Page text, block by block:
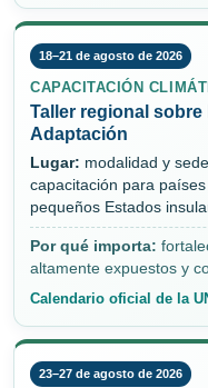
18–21 de agosto de 2026
CAPACITACIÓN
Taller regional
Adaptación
Lugar: modalidad y
capacitación para
pequeños Estados
Por qué importa:
altamente expuestos y
Calendario oficial de la
23–27 de agosto de 2026